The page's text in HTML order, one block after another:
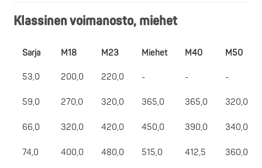
Klassinen voimanosto, miehet
Sarja M18 M23 Miehet M40 M50
53,0 200,0 220,0 - - -
59,0 270,0 320,0 365,0 365,0 320,0
66,0 320,0 420,0 450,0 390,0 340,0
74,0 400,0 480,0 515,0 412,5 360,0